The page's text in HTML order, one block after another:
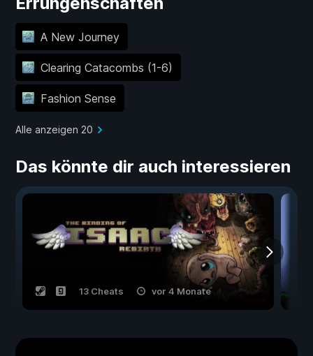
A New Journey
Clearing Catacombs (1-6)
Fashion Sense
Alle anzeigen 20
Das könnte dir auch interessieren
13 Cheats vor 4 Monate